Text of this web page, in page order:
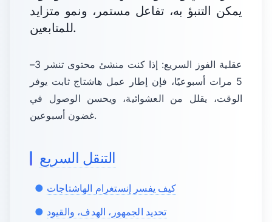
يمكن التنبؤ به، تفاعل مستمر، ونمو متزايد
للمتابعين.
عقلية الفوز السريع: إذا كنت منشئ محتوى تنشر 3–
5 مرات أسبوعيًا، فإن إطار عمل هاشتاج ثابت يوفر
الوقت، يقلل من العشوائية، ويحسن الوصول في
غضون أسبوعين.
التنقل السريع
كيف يفسر إنستغرام الهاشتاجات
تحديد الجمهور، الهدف، والقيود